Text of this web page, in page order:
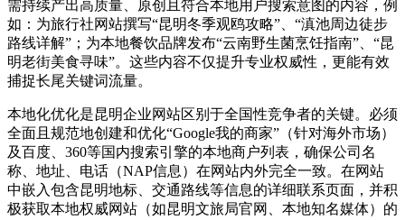
需持续产出高质量、原创且符合本地用户搜索意图的内容，例
如：为旅行社网站撰写“昆明冬季观鸥攻略”、“滇池周边徒步
路线详解”；为本地餐饮品牌发布“云南野生菌烹饪指南”、“昆
明老街美食寻味”。这些内容不仅提升专业权威性，更能有效
捕捉长尾关键词流量。
本地化优化是昆明企业网站区别于全国性竞争者的关键。必须
全面且规范地创建和优化“Google我的商家”（针对海外市场）
及百度、360等国内搜索引擎的本地商户列表，确保公司名
称、地址、电话（NAP信息）在网站内外完全一致。在网站
中嵌入包含昆明地标、交通路线等信息的详细联系页面，并积
极获取本地权威网站（如昆明文旅局官网、本地知名媒体）的